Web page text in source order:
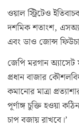
ওয়াল স্ট্রিটেও
দশমিক শতাংশ,
এবং ডাও জোন্স
জেপি মরগান অ্যাসেট
প্রধান বাজার
কমানোর মাত্রা
পূর্ণাঙ্গ চুক্তি হওয়া
চাপ বজায় রাখবে।’